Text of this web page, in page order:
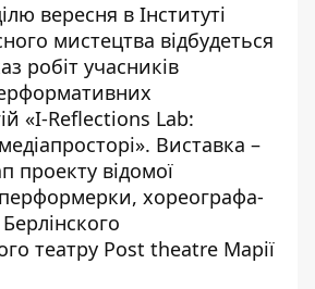
вересня в Інституті
мистецтва відбудеться
робіт учасників
«I-Reflections Lab:
Виставка –
проекту відомої
хореографа-
театру Рost theatre Марії